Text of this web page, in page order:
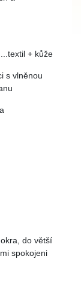
+ kůže
s vlněnou
do větší
spokojeni